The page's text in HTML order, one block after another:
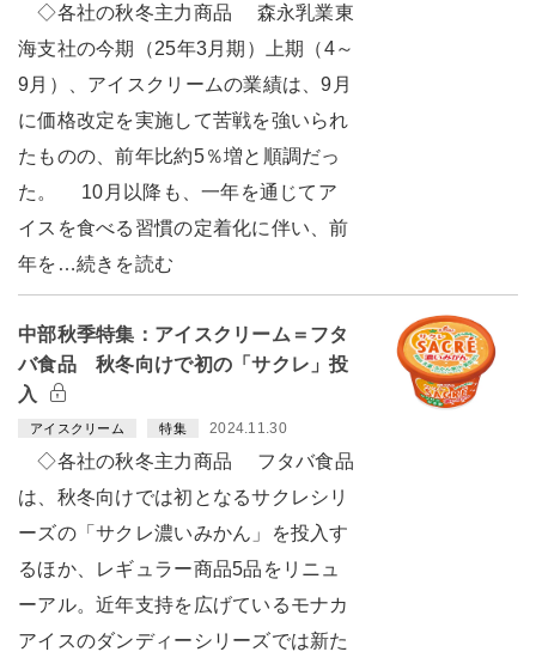
◇各社の秋冬主力商品 森永乳業東
海支社の今期（25年3月期）上期（4～
9月）、アイスクリームの業績は、9月
に価格改定を実施して苦戦を強いられ
たものの、前年比約5％増と順調だっ
た。 10月以降も、一年を通じてア
イスを食べる習慣の定着化に伴い、前
年を…続きを読む
中部秋季特集：アイスクリーム＝フタ
バ食品 秋冬向けで初の「サクレ」投
入
アイスクリーム 特集 2024.11.30
◇各社の秋冬主力商品 フタバ食品
は、秋冬向けでは初となるサクレシリ
ーズの「サクレ濃いみかん」を投入す
るほか、レギュラー商品5品をリニュ
ーアル。近年支持を広げているモナカ
アイスのダンディーシリーズでは新た